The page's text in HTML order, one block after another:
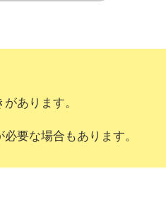
あります。
要な場合もあります。